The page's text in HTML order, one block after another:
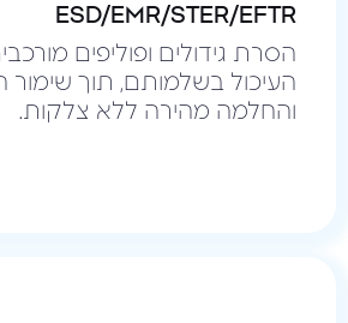
ESD/EMR/STER/EFTR
הסרת גידולים ופוליפים
העיכול בשלמותם, תוך שימור
והחלמה מהירה ללא צלקות.